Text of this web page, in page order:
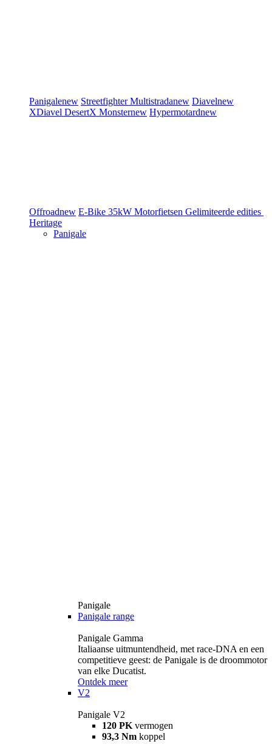
Panigalenew StreetfighterMultistradanew Diavelnew
XDiavel DesertX Monsternew Hypermotardnew
Offroadnew E-Bike 35kW Motorfietsen Gelimiteerde edities
Heritage
Panigale
Panigale
Panigale range
Panigale Gamma
Italiaanse uitmuntendheid, met race-DNA en een
competitieve geest: de Panigale is de droommotor
van elke Ducatist.
Ontdek meer
V2
Panigale V2
120 PK vermogen
93,3 Nm koppel